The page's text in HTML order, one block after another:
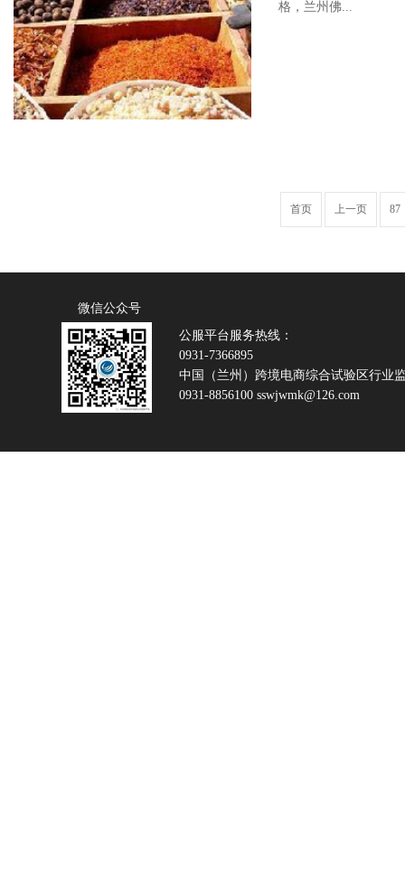
格，兰州佛...
首页 上一页 87
微信公众号
公服平台服务热线：
0931-7366895
中国（兰州）跨境电商综合试验区行业
0931-8856100 sswjwmk@126.com